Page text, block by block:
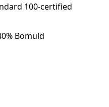
100-certified
Bomuld